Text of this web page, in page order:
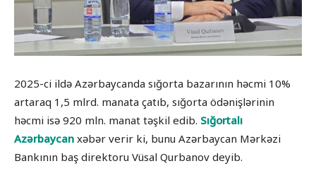
2025-ci ildə Azərbaycanda sığorta bazarının həcmi 10%
artaraq 1,5 mlrd. manata çatıb, sığorta ödənişlərinin
həcmi isə 920 mln. manat təşkil edib. Sığortalı
Azərbaycan xəbər verir ki, bunu Azərbaycan Mərkəzi
Bankının baş direktoru Vüsal Qurbanov deyib.